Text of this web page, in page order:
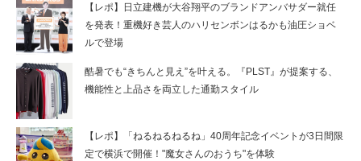
【レポ】日立建機が大谷翔平のブランドアンバサダー就任
を発表！重機好き芸人のハリセンボンはるかも油圧ショベ
ルで登場
酷暑でも“きちんと見え”を叶える。『PLST』が提案する、
機能性と上品さを両立した通勤スタイル
【レポ】「ねるねるねるね」40周年記念イベントが3日間限
定で横浜で開催！"魔女さんのおうち"を体験